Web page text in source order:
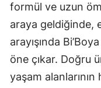
formül ve uzun
araya geldiğinde,
arayışında
öne çıkar. Doğru
yaşam